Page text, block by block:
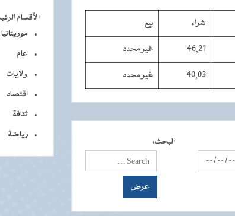
شراء بيع
46,21 غير محدد
40,03 غير محدد
البحث:
الأقسام
موريتانيا
عام
ولايات
اقتصاد
ثقافة
رياضة